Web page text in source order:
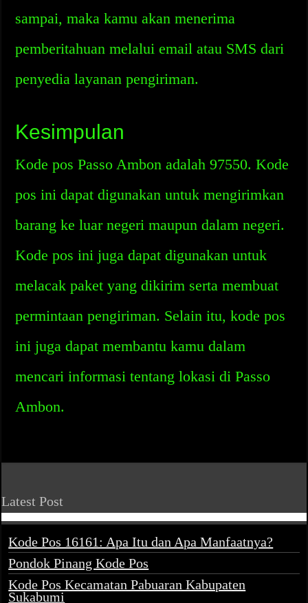
sampai, maka kamu akan menerima
pemberitahuan melalui email atau SMS dari
penyedia layanan pengiriman.
Kesimpulan
Kode pos Passo Ambon adalah 97550. Kode
pos ini dapat digunakan untuk mengirimkan
barang ke luar negeri maupun dalam negeri.
Kode pos ini juga dapat digunakan untuk
melacak paket yang dikirim serta membuat
permintaan pengiriman. Selain itu, kode pos
ini juga dapat membantu kamu dalam
mencari informasi tentang lokasi di Passo
Ambon.
Latest Post
Kode Pos 16161: Apa Itu dan Apa Manfaatnya?
Pondok Pinang Kode Pos
Kode Pos Kecamatan Pabuaran Kabupaten
Sukabumi